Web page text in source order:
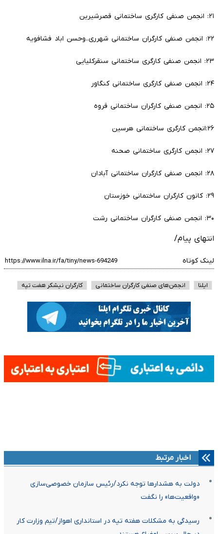
۲۱: انجمن صنفی کارگری ساختمانی قصرشیرین
۲۲: انجمن صنفی کارگران ساختمانی شهرری..وحسن اباد فشافویه
۲۳: انجمن صنفی کارگری ساختمانی سنقرکلیایی
۲۴: انجمن صنفی کارگری ساختمانی کنگاور
۲۵: انجمن صنفی کارگران ساختمانی قروه
۲۶:انجمن کارگری ساختمانی هرسین
۲۷: انجمن کارگری ساختمانی صحنه
۲۸: انجمن صنفی کارگران ساختمانی آبادان
۲۹: کانون کارگران ساختمانی خوزستان
۳۰: انجمن صنفی کارگران ساختمانی رشت
انتهای پیام/
لینک کوتاه
ایلنا انجمن‌های صنفی کارگران ساختمانی کارگران نیشکر هفت تپه
اخبار مرتبط
دولت به هشدارها توجه نکرد/رئیس سازمان خصوصی‌سازی
«واقعیت‌ها» را نگفت
رسیدگی به مشکلات هفته تپه در استانداری اهواز/تیم وزارت کار